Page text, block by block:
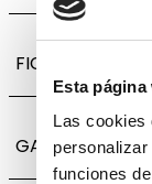
Esta
Las cookies
funciones
FICHA TÉCNICA
GARANTÍA,